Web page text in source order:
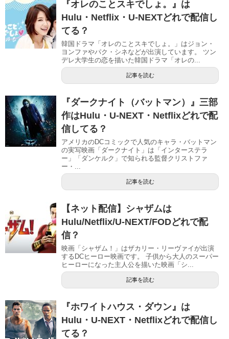
『オレのことスキでしょ。』は
Hulu・Netflix・U-NEXTどれで配信し
てる？
韓国ドラマ「オレのことスキでしょ。」はジョン・
ヨンファやパク・シネなどが出演しています。 ツン
デレ大学生の恋を描いた韓国ドラマ「オレの...
記事を読む
『ダークナイト（バットマン）』三部
作はHulu・U-NEXT・Netflixどれで配
信してる？
アメリカのDCコミックで人気のキャラ・バットマン
の実写映画「ダークナイト」は「インターステラ
ー」「ダンケルク」で知られる監督クリストファ
ー・...
記事を読む
【ネット配信】シャザムは
Hulu/Netflix/U-NEXT/FODどれで配
信？
映画「シャザム！」はザカリー・リーヴァイが出演
するDCヒーロー映画です。 子供から大人のスーパー
ヒーローになった主人公を描いた映画「シ...
記事を読む
『ホワイトハウス・ダウン』は
Hulu・U-NEXT・Netflixどれで配信し
てる？